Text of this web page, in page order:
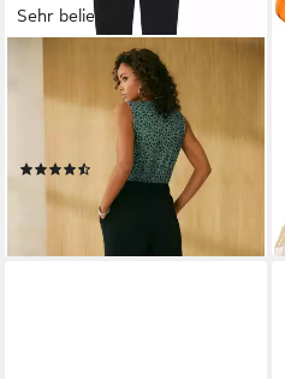
Sehr beliebt
Overall mit überlappendem
Oberteil, eleganter Jumpsuit,
(62)
49,99 €
lieferbar - in 1-2 Werktagen bei dir